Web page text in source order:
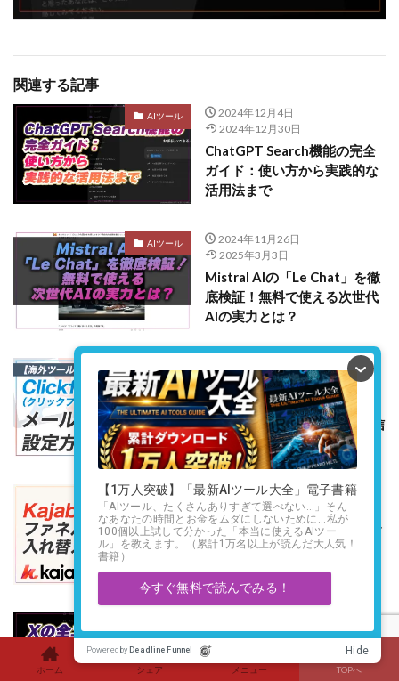
関連する記事
AIツール
2024年12月4日
2024年12月30日
ChatGPT Search機能の完全
ガイド：使い方から実践的な
活用法まで
AIツール
2024年11月26日
2025年3月3日
Mistral AIの「Le Chat」を徹
底検証！無料で使える次世代
AIの実力とは？
Clickfunnels
2024年11月19日
【CF解説その8】
Clickfunnels1.0 のメール送信
の設定方法
Kajabi
2023年6月14日
2024年11月23日
【KJ解説その50】Kajabi のフ
ァネルページを入れ替える方
法
Xの全ユーザーに無料開放さ
れたGrok AIの性能を検証して
ホーム シェア メニュー TOPへ